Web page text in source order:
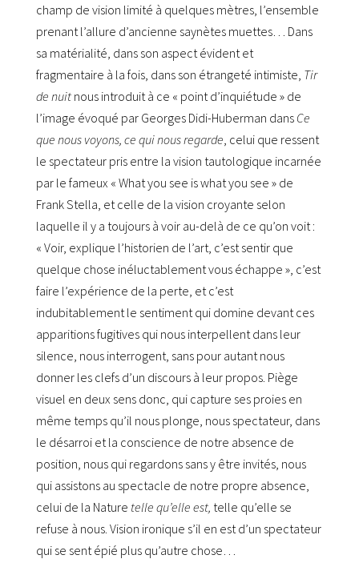
champ de vision limité à quelques mètres, l’ensemble
prenant l’allure d’ancienne saynètes muettes… Dans
sa matérialité, dans son aspect évident et
fragmentaire à la fois, dans son étrangeté intimiste, Tir
de nuit nous introduit à ce « point d’inquiétude » de
l’image évoqué par Georges Didi-Huberman dans Ce
que nous voyons, ce qui nous regarde , celui que ressent
le spectateur pris entre la vision tautologique incarnée
par le fameux « What you see is what you see » de
Frank Stella, et celle de la vision croyante selon
laquelle il y a toujours à voir au-delà de ce qu’on voit :
« Voir, explique l’historien de l’art, c’est sentir que
quelque chose inéluctablement vous échappe », c’est
faire l’expérience de la perte, et c’est
indubitablement le sentiment qui domine devant ces
apparitions fugitives qui nous interpellent dans leur
silence, nous interrogent, sans pour autant nous
donner les clefs d’un discours à leur propos. Piège
visuel en deux sens donc, qui capture ses proies en
même temps qu’il nous plonge, nous spectateur, dans
le désarroi et la conscience de notre absence de
position, nous qui regardons sans y être invités, nous
qui assistons au spectacle de notre propre absence,
celui de la Nature telle qu’elle est, telle qu’elle se
refuse à nous. Vision ironique s’il en est d’un spectateur
qui se sent épié plus qu’autre chose…